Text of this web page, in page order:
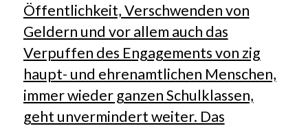
Öffentlichkeit, Verschwenden von
Geldern und vor allem auch das
Verpuffen des Engagements von zig
haupt- und ehrenamtlichen Menschen,
immer wieder ganzen Schulklassen,
geht unvermindert weiter. Das